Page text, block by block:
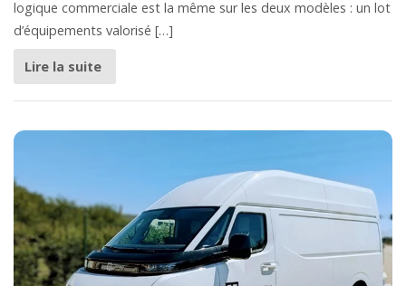
logique commerciale est la même sur les deux modèles : un lot
d’équipements valorisé […]
Lire la suite